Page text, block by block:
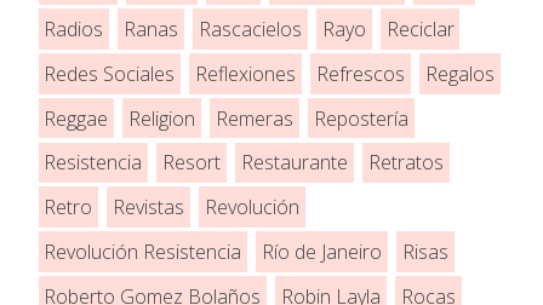
Radios
Ranas Rascacielos Rayo
Reciclar
Redes Sociales
Reflexiones Refrescos
Regalos
Reggae
Religion Remeras
Repostería
Resistencia
Resort Restaurante
Retratos
Retro
Revistas
Revolución
Revolución Resistencia
Río de Janeiro
Risas
Roberto Gomez Bolaños
Robin Layla
Rocas